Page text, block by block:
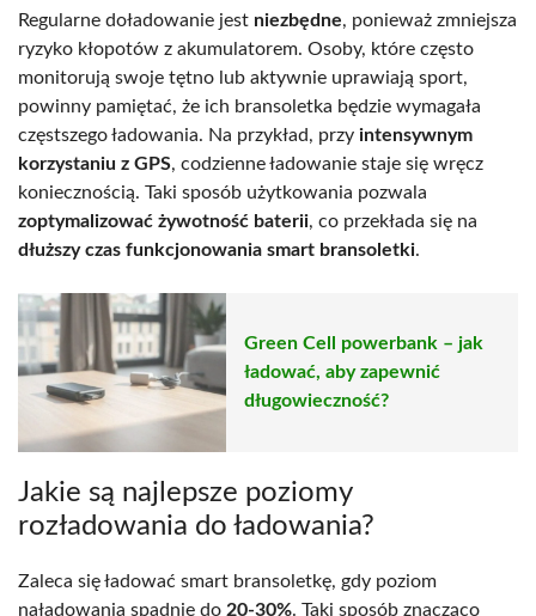
Regularne doładowanie jest niezbędne, ponieważ zmniejsza
ryzyko kłopotów z akumulatorem. Osoby, które często
monitorują swoje tętno lub aktywnie uprawiają sport,
powinny pamiętać, że ich bransoletka będzie wymagała
częstszego ładowania. Na przykład, przy intensywnym
korzystaniu z GPS, codzienne ładowanie staje się wręcz
koniecznością. Taki sposób użytkowania pozwala
zoptymalizować żywotność baterii, co przekłada się na
dłuższy czas funkcjonowania smart bransoletki.
Green Cell powerbank – jak
ładować, aby zapewnić
długowieczność?
Jakie są najlepsze poziomy
rozładowania do ładowania?
Zaleca się ładować smart bransoletkę, gdy poziom
naładowania spadnie do 20-30%. Taki sposób znacząco